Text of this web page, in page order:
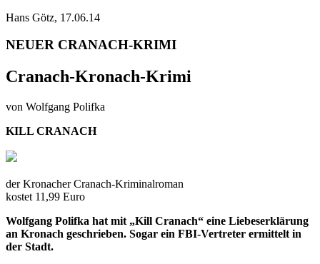
Hans Götz, 17.06.14
NEUER CRANACH-KRIMI
Cranach-Kronach-Krimi
von Wolfgang Polifka
KILL CRANACH
der Kronacher Cranach-Kriminalroman
kostet 11,99 Euro
Wolfgang Polifka hat mit „Kill Cranach“ eine Liebeserklärung
an Kronach geschrieben. Sogar ein FBI-Vertreter ermittelt in
der Stadt.